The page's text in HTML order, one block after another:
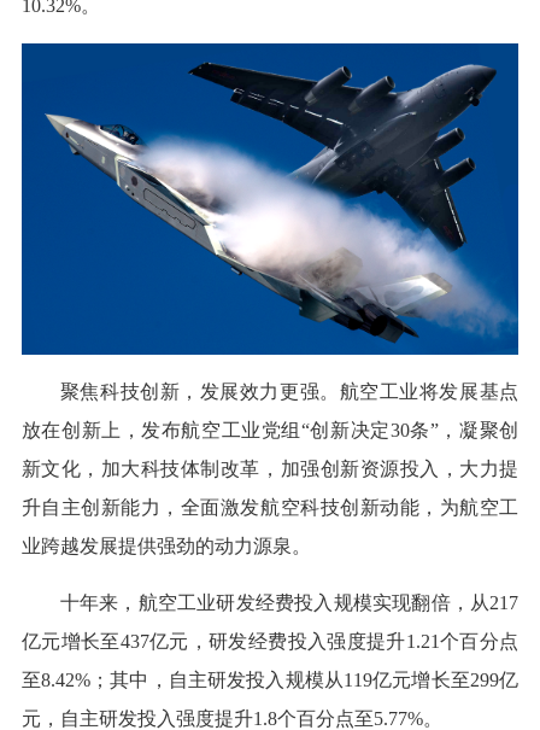
10.32%。
聚焦科技创新，发展效力更强。航空工业将发展基点
放在创新上，发布航空工业党组“创新决定30条”，凝聚创
新文化，加大科技体制改革，加强创新资源投入，大力提
升自主创新能力，全面激发航空科技创新动能，为航空工
业跨越发展提供强劲的动力源泉。
十年来，航空工业研发经费投入规模实现翻倍，从217
亿元增长至437亿元，研发经费投入强度提升1.21个百分点
至8.42%；其中，自主研发投入规模从119亿元增长至299亿
元，自主研发投入强度提升1.8个百分点至5.77%。